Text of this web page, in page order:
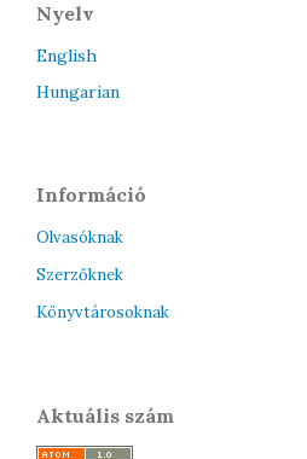
Nyelv
English
Hungarian
Információ
Olvasóknak
Szerzőknek
Könyvtárosoknak
Aktuális szám